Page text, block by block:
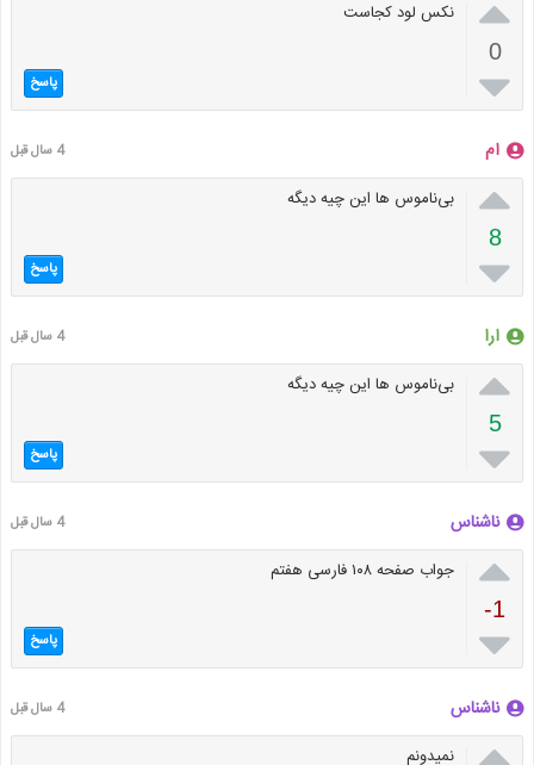

0

نکس لود کجاست
پاسخ
ام 4 سال قبل

8

بی‌ناموس ها این چیه دیگه
پاسخ
ارا 4 سال قبل

5

بی‌ناموس ها این چیه دیگه
پاسخ
ناشناس 4 سال قبل

-1

جواب صفحه ۱۰۸ فارسی هفتم
پاسخ
ناشناس 4 سال قبل
نمیدونم